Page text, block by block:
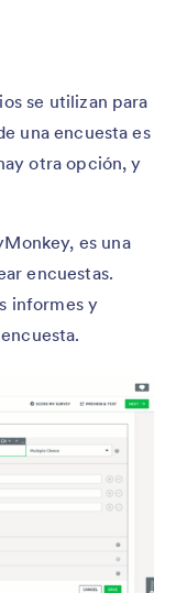
se utilizan para
una encuesta es
otra opción, y
es una
encuestas.
informes y